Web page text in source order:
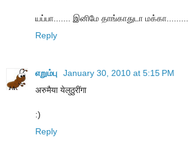
யப்பா....... இனிமே தாங்காதுடா மக்கா...........
Reply
எறும்பு
January 30, 2010 at 5:15 PM
अरुमैया येलुठुरींगा
:)
Reply